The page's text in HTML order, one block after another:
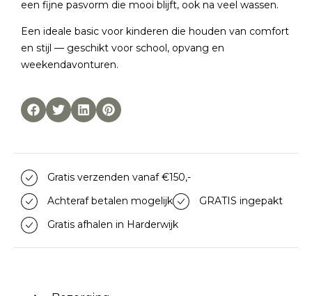
een fijne pasvorm die mooi blijft, ook na veel wassen.
Een ideale basic voor kinderen die houden van comfort
en stijl — geschikt voor school, opvang en
weekendavonturen.
Gratis verzenden vanaf €150,-
Achteraf betalen mogelijk
GRATIS ingepakt
Gratis afhalen in Harderwijk